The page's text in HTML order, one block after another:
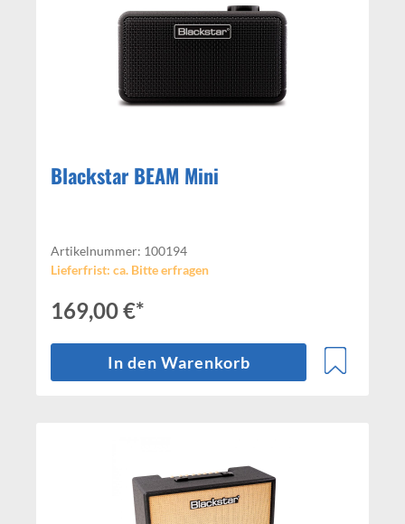
Blackstar BEAM Mini
Artikelnummer: 100194
Lieferfrist: ca. Bitte erfragen
169,00 €*
In den Warenkorb